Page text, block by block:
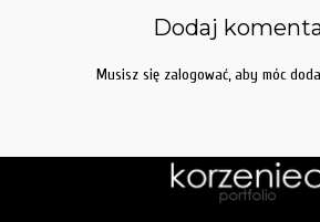
Dodaj
Musisz się zalogować, aby móc